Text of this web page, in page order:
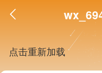
点击重新加载